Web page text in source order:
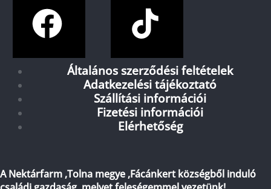
Általános szerződési feltételek
Adatkezelési tájékoztató
Szállítási információi
Fizetési információi
Elérhetőség
A Nektárfarm ,Tolna megye ,Fácánkert községből induló